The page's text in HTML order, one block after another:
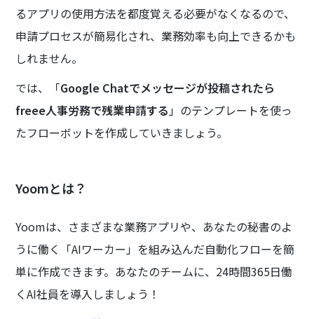
るアプリの使用方法を都度覚える必要がなくなるので、
申請プロセスが簡易化され、業務効率も向上できるかも
しれません。
では、「Google Chatでメッセージが投稿されたら
freee人事労務で残業申請する」のテンプレートを使っ
たフローボットを作成していきましょう。
Yoomとは？
Yoomは、さまざまな業務アプリや、あなたの秘書のよ
うに働く「AIワーカー」を組み込んだ自動化フローを簡
単に作成できます。あなたのチームに、24時間365日働
くAI社員を導入しましょう！